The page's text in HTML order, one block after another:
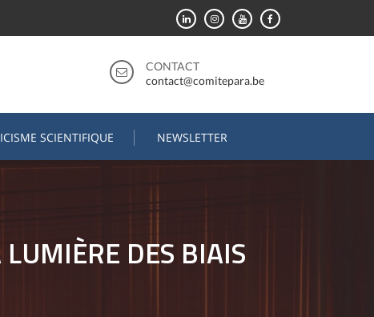
CONTACT
contact@comitepara.be
SCIENTIFIQUE NEWSLETTER
LUMIÈRE DES BIAIS